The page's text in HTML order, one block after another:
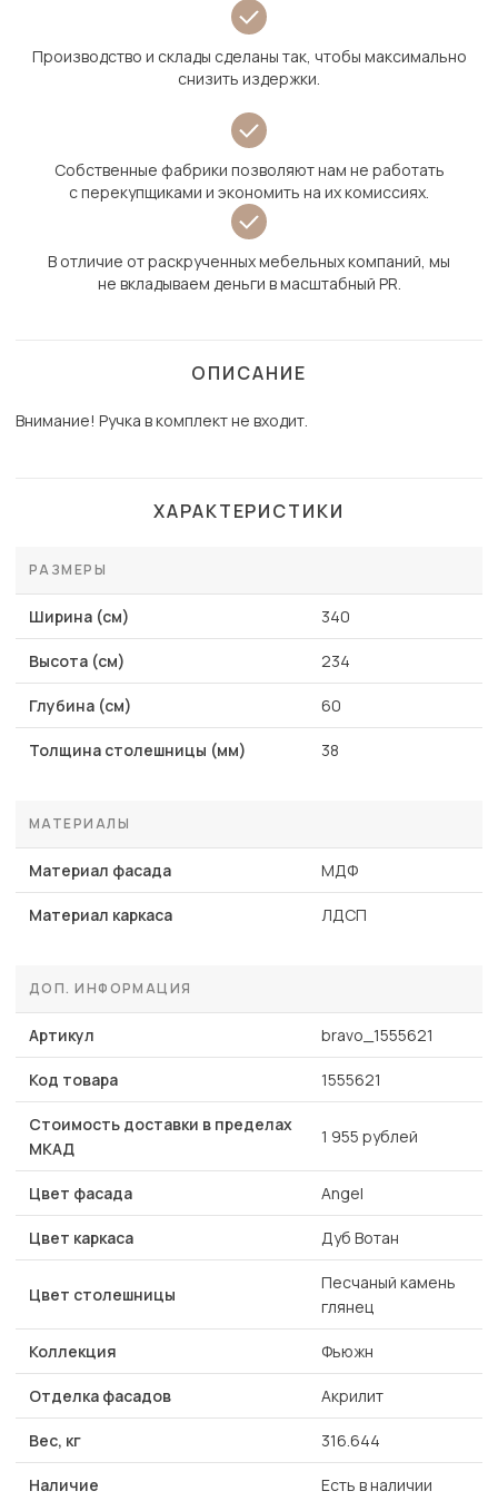
Производство и склады сделаны так, чтобы максимально
снизить издержки.
Собственные фабрики позволяют нам не работать
с перекупщиками и экономить на их комиссиях.
В отличие от раскрученных мебельных компаний, мы
не вкладываем деньги в масштабный PR.
ОПИСАНИЕ
Внимание! Ручка в комплект не входит.
ХАРАКТЕРИСТИКИ
РАЗМЕРЫ
Ширина (см) 340
Высота (см) 234
Глубина (см) 60
Толщина столешницы (мм) 38
МАТЕРИАЛЫ
Материал фасада МДФ
Материал каркаса ЛДСП
ДОП. ИНФОРМАЦИЯ
Артикул bravo_1555621
Код товара 1555621
Стоимость доставки в пределах
МКАД
1 955 рублей
Цвет фасада Angel
Цвет каркаса Дуб Вотан
Цвет столешницы
Песчаный камень
глянец
Коллекция Фьюжн
Отделка фасадов Акрилит
Вес, кг 316.644
Наличие Есть в наличии